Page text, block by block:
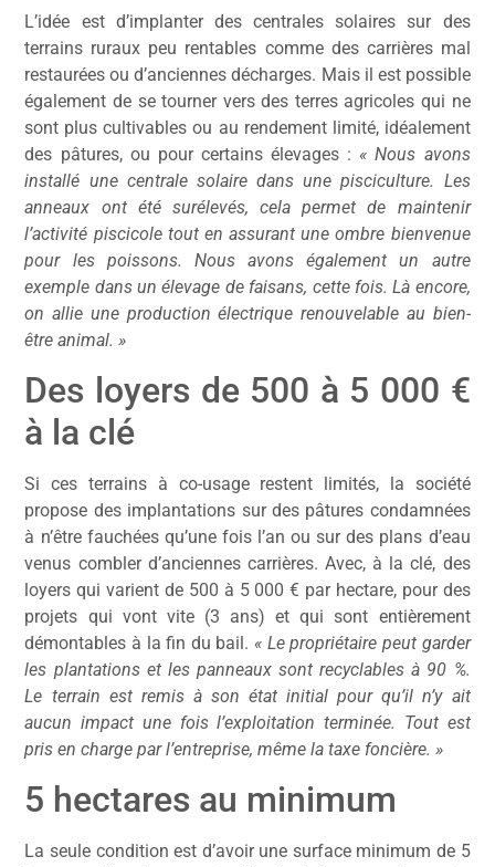
L’idée est d’implanter des centrales solaires sur des
terrains ruraux peu rentables comme des carrières mal
restaurées ou d’anciennes décharges. Mais il est possible
également de se tourner vers des terres agricoles qui ne
sont plus cultivables ou au rendement limité, idéalement
des pâtures, ou pour certains élevages : « Nous avons
installé une centrale solaire dans une pisciculture. Les
anneaux ont été surélevés, cela permet de maintenir
l’activité piscicole tout en assurant une ombre bienvenue
pour les poissons. Nous avons également un autre
exemple dans un élevage de faisans, cette fois. Là encore,
on allie une production électrique renouvelable au bien-
être animal. »
Des loyers de 500 à 5 000 €
à la clé
Si ces terrains à co-usage restent limités, la société
propose des implantations sur des pâtures condamnées
à n’être fauchées qu’une fois l’an ou sur des plans d’eau
venus combler d’anciennes carrières. Avec, à la clé, des
loyers qui varient de 500 à 5 000 € par hectare, pour des
projets qui vont vite (3 ans) et qui sont entièrement
démontables à la fin du bail. « Le propriétaire peut garder
les plantations et les panneaux sont recyclables à 90 %.
Le terrain est remis à son état initial pour qu’il n’y ait
aucun impact une fois l’exploitation terminée. Tout est
pris en charge par l’entreprise, même la taxe foncière. »
5 hectares au minimum
La seule condition est d’avoir une surface minimum de 5